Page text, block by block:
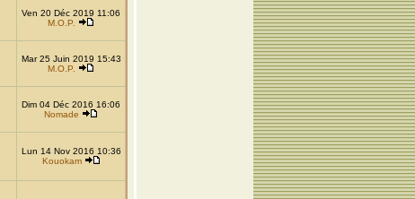
Ven 20 Déc 2019 11:06
M.O.P.
Mar 25 Juin 2019 15:43
M.O.P.
Dim 04 Déc 2016 16:06
Nomade
Lun 14 Nov 2016 10:36
Kouokam